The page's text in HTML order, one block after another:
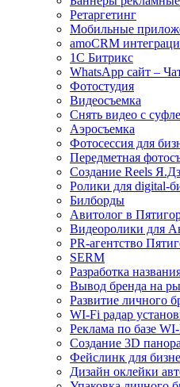
Ретаргетинг
Мобильные
amoCRM
1С Битрикс
WhatsApp сайт –
Фотостудия
Видеосъемка
Снять видео с
Аэросъемка
Фотосессия для
Передметная
Создание Reels
Ролики для digital-
Билборды
Авитолог в
Видеоролики для
PR-агентство
SERM
Разработка
Вывод бренда на
Развитие личного
WI-Fi радар
Реклама по базе
Создание 3D
Фейслинк для
Дизайн оклейки